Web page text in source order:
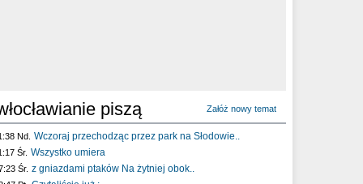
piszą Załóż nowy temat
Nd. Wczoraj przechodząc przez park na Słodowie..
Śr. Wszystko umiera
Śr. z gniazdami ptaków Na żytniej obok..